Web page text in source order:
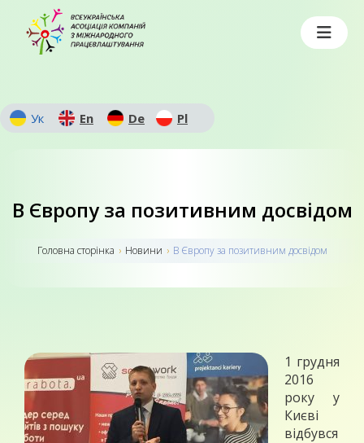
Ук En De Pl
В Європу за позитивним досвідом
Головна сторiнка › Новини › В Європу за позитивним досвідом
1 грудня
2016
року у
Києві
відбувся